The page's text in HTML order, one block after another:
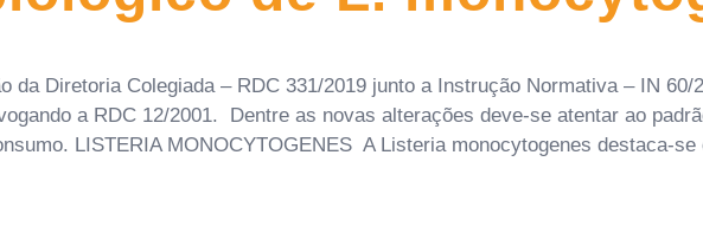
da Diretoria Colegiada – RDC 331/2019 junto a Instrução Normativa – IN 60/
a RDC 12/2001. Dentre as novas alterações deve-se atentar ao
LISTERIA MONOCYTOGENES A Listeria monocytogenes destaca-